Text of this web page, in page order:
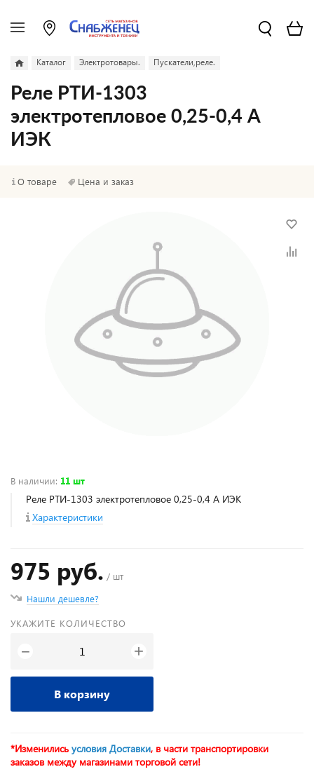
Каталог Электротовары. Пускатели,реле.
Реле РТИ-1303
электротепловое 0,25-0,4 А
ИЭК
О товаре Цена и заказ
В наличии: 11 шт
Реле РТИ-1303 электротепловое 0,25-0,4 А ИЭК
Характеристики
975 руб. / шт
Нашли дешевле?
УКАЖИТЕ КОЛИЧЕСТВО
− +
В корзину
*Изменились условия Доставки, в части транспортировки
заказов между магазинами торговой сети!